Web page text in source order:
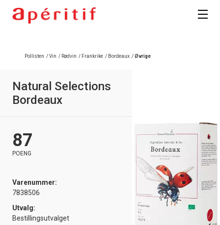
Pollisten /Vin / Rødvin / Frankrike / Bordeaux /Øvrige
Natural Selections
Bordeaux
87
POENG
Varenummer:
7838506
Utvalg:
Bestillingsutvalget